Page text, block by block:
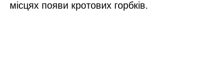
місцях появи кротових горбків.